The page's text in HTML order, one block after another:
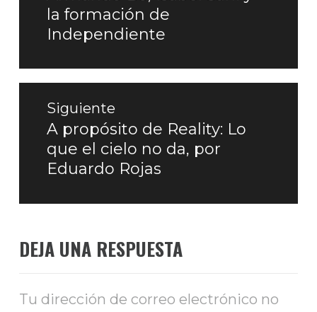
anterior:
la formación de
Independiente
Siguiente
Entrada
siguiente:
A propósito de Reality: Lo
que el cielo no da, por
Eduardo Rojas
DEJA UNA RESPUESTA
Tu dirección de correo electrónico no